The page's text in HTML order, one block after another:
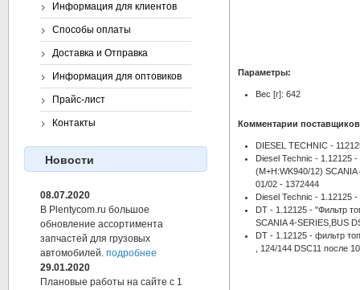
Параметры:
Вес [г]: 642
Комментарии
DIESEL TECHNIC -
Diesel Technic - 1.12125
(M+H:WK940/12)
01/02 - 1372444
Diesel Technic - 1.12125
DT - 1.12125 - "Фильтр
SCANIA 4-SERIES,BUS
DT - 1.12125 - фильтр
, 124/144 DSC11 после
Информация для клиентов
Способы оплаты
Доставка и Отправка
Информация для оптовиков
Прайс-лист
Контакты
Новости
08.07.2020
В Plentycom.ru большое
обновление ассортимента
запчастей для грузовых
автомобилей. подробнее
29.01.2020
Плановые работы на сайте с 1